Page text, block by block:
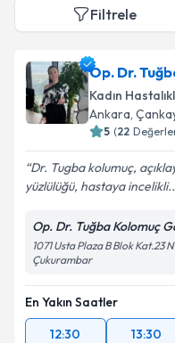
Filtrele
Op. Dr.
Kadın
Ankara,
5 (22
Dr. Tugba kolumuç,
yüzlülüğü, hastaya
Op. Dr. Tuğba Kolomuç
1071 Usta Plaza B Blok Kat.23
Çukurambar
En Yakın Saatler
12:30
13:30